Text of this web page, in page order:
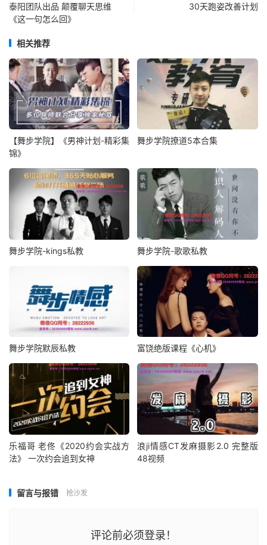
泰阳团队出品 颠覆聊天思维
《这一句怎么回》
30天跑姿改善计划
相关推荐
【舞步学院】《男神计划-精彩集
锦》
舞步学院撩道5本合集
舞步学院-kings私教 舞步学院-歌歌私教
舞步学院默辰私教 富饶绝版课程《心机》
乐福哥 老佟《2020约会实战方
法》 一次约会追到女神
浪ji情感CT发麻摄影2.0 完整版
48视频
留言与报错 抢沙发
评论前必须登录！